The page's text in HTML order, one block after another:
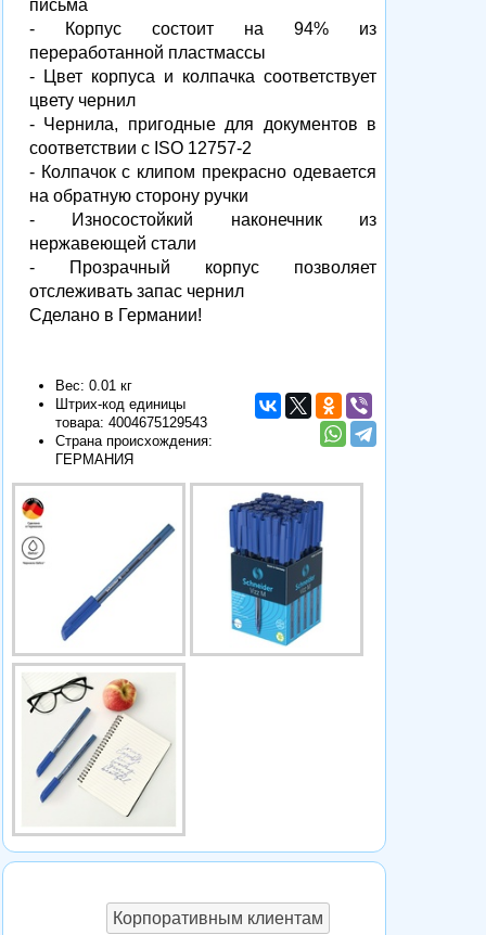
письма
- Корпус состоит на 94% из
переработанной пластмассы
- Цвет корпуса и колпачка соответствует
цвету чернил
- Чернила, пригодные для документов в
соответствии с ISO 12757-2
- Колпачок с клипом прекрасно одевается
на обратную сторону ручки
- Износостойкий наконечник из
нержавеющей стали
- Прозрачный корпус позволяет
отслеживать запас чернил
Сделано в Германии!
Вес: 0.01 кг
Штрих-код единицы
товара: 4004675129543
Страна происхождения:
ГЕРМАНИЯ
Корпоративным клиентам